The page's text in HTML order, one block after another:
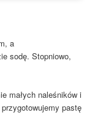
a
sodę. Stopniowo,
małych naleśników i
pastę